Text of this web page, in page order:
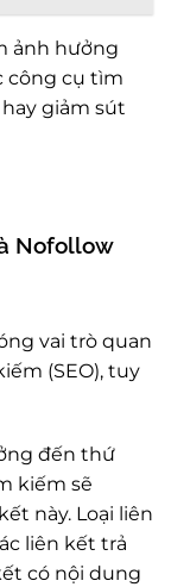
ảnh hưởng
công cụ tìm
giảm sút
Nofollow
vai trò quan
(SEO), tuy
đến thứ
kiếm sẽ
này. Loại liên
liên kết trả
có nội dung